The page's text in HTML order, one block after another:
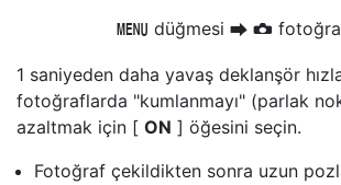
G düğmesi U C
1 saniyeden daha yavaş deklanşör
fotoğraflarda "kumlanmayı" (parlak
azaltmak için [ ON ] öğesini seçin.
Fotoğraf çekildikten sonra uzun